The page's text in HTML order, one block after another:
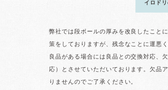
イロド
弊社では段ボールの厚みを改良したこと
策をしておりますが、残念なことに運悪
良品がある場合には良品との交換対応、
応）とさせていただいております。欠品
りませんのでご了承ください。